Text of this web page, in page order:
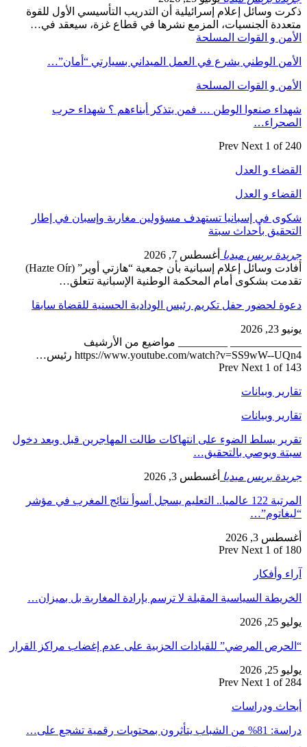
ذكرت وسائل إعلام إسرائيلية أن التدريب التأسيسي الأول للقوة
متعددة الجنسيات، المزمع نشرها في قطاع غزة، سيعقد في…
الأمن و القوات المسلحة
الأمن الوطني يشرع في العمل الميداني بسيارتي “أمان”…
الأمن و القوات المسلحة
شهداء صنعوا الوطن … فمن يتذكر أبناءهم ؟ شهداء حرب
الصحراء…
Prev Next 1 of 240
القضاء و العدل
القضاء و العدل
شكوى في إسبانيا تستهدف مسؤولين مغاربة وإسبان في إطار
التحقيق بأحداث سبتة
جريدة بريس ميديا أغسطس 7, 2026
أفادت وسائل إعلام إسبانية بأن جمعية “هازتي أوير” (Hazte Oír)
تقدمت بشكوى أمام المحكمة الوطنية الإسبانية تتعلق…
دعوة لحضور حفل تكريم رئيس الودادية الحسنية للقضاة سابقا
يونيو 23, 2026
_____________ _________ مواضيع من الأرشيف
https://www.youtube.com/watch?v=SS9wW--UQn4 رئيس…
Prev Next 1 of 143
تقارير وبيانات
تقارير وبيانات
تقرير يسلط الضوء على انتهاكات طالت المهاجرين قبل وبعد دخول
سبتة ويوصي بالتحقيق…
جريدة بريس ميديا أغسطس 3, 2026
المرتبة 122 عالميا.. التعليم يسجل أسوأ نتائج المغرب في مؤشر
“ليغاتوم”…
أغسطس 3, 2026
Prev Next 1 of 180
آراء وأفكار
الخريطة السياسية المقبلة لا ترسم بإرادة المغاربة بل بميزان…
يوليو 25, 2026
“الحرص المرضي” للقيادات الحزبية على عدم إغضاب مراكز القرار
يوليو 25, 2026
Prev Next 1 of 284
أبحاث ودراسات
دراسة: 81% من الشباب يتأثرون بمحتويات رقمية تشجع على…